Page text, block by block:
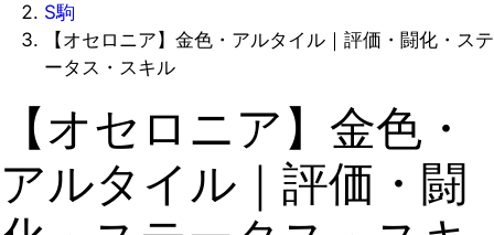
S駒
【オセロニア】金色・アルタイル｜評価・闘化・ステ
ータス・スキル
【オセロニア】金色・
アルタイル｜評価・闘